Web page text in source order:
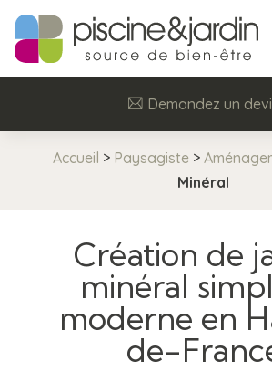
Demandez un
Accueil > Paysagiste >
Minéral
Création de
minéral
moderne en
de-